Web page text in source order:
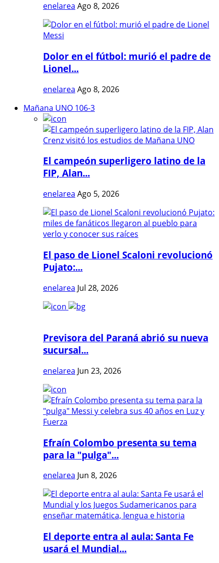
enelarea Ago 8, 2026
Dolor en el fútbol: murió el padre de
Lionel...
enelarea Ago 8, 2026
Mañana UNO 106-3
El campeón superligero latino de la
FIP, Alan...
enelarea Ago 5, 2026
El paso de Lionel Scaloni revolucionó
Pujato:...
enelarea Jul 28, 2026
Previsora del Paraná abrió su nueva
sucursal...
enelarea Jun 23, 2026
Efraín Colombo presenta su tema
para la "pulga"...
enelarea Jun 8, 2026
El deporte entra al aula: Santa Fe
usará el Mundial...